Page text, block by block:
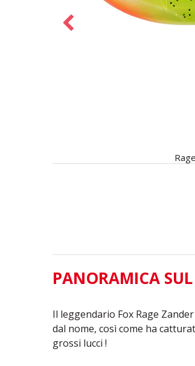
PANORAMICA
Il leggendario Fox Rage
dal nome, così come ha
grossi lucci !